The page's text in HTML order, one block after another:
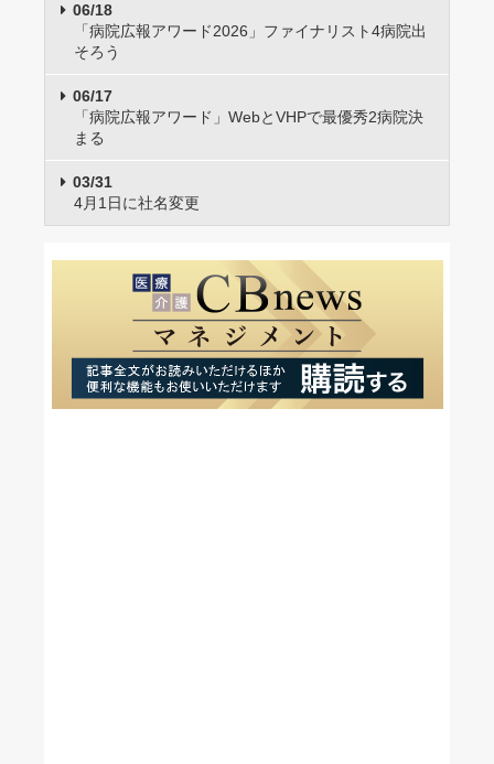
06/18
「病院広報アワード2026」ファイナリスト4病院出
そろう
06/17
「病院広報アワード」WebとVHPで最優秀2病院決
まる
03/31
4月1日に社名変更